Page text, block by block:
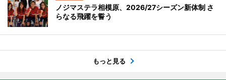
ノジマステラ相模原、2026/27シーズン新体制 さ
らなる飛躍を誓う
もっと見る